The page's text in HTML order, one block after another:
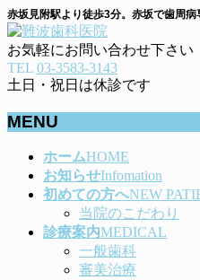
赤坂見附駅より徒歩3分。赤坂で歯周病
お気軽にお問い合わせ下さい
TEL 03-3583-3143
土日・祝日は休診です
MENU
ホームHOME
お知らせInfomation
初めての方へNEW
当院のこだわり
診療案内MEDICAL
一般歯科
審美治療